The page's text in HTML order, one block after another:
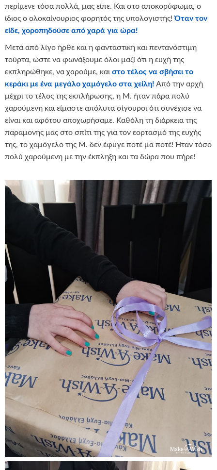
περίμενε τόσα πολλά, μας είπε. Και στο αποκορύφωμα, ο
ίδιος ο ολοκαίνουριος φορητός της υπολογιστής!Όταν τον
είδε, χοροπηδούσε από χαρά για ώρα!
Μετά από λίγο ήρθε και η φανταστική και πεντανόστιμη
τούρτα, ώστε να φωνάξουμε όλοι μαζί ότι η ευχή της
εκπληρώθηκε, να χαρούμε, και στο τέλος να σβήσει το
κεράκι με ένα μεγάλο χαμόγελο στα χείλη! Από την αρχή
μέχρι το τέλος της εκπλήρωσης, η Μ. ήταν πάρα πολύ
χαρούμενη και είμαστε απόλυτα σίγουροι ότι συνέχισε να
είναι και αφότου αποχωρήσαμε. Καθόλη τη διάρκεια της
παραμονής μας στο σπίτι της για τον εορτασμό της ευχής
της, το χαμόγελο της Μ. δεν έφυγε ποτέ μα ποτέ! Ήταν τόσο
πολύ χαρούμενη με την έκπληξη και τα δώρα που πήρε!